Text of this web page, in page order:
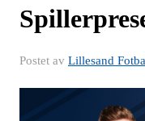
Postet av Lillesand